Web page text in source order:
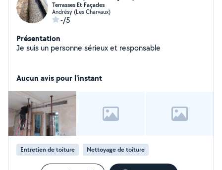
Terrasses Et Façades
Andrésy (Les Charvaux)
-/5
Présentation
Je suis un personne sérieux et responsable
Aucun avis pour l'instant
Entretien de toiture Nettoyage de toiture